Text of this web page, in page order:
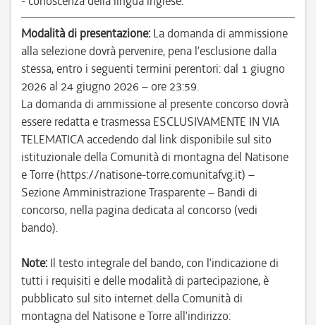
Modalità di presentazione: La domanda di ammissione
alla selezione dovrà pervenire, pena l’esclusione dalla
stessa, entro i seguenti termini perentori: dal 1 giugno
2026 al 24 giugno 2026 – ore 23:59.
La domanda di ammissione al presente concorso dovrà
essere redatta e trasmessa ESCLUSIVAMENTE IN VIA
TELEMATICA accedendo dal link disponibile sul sito
istituzionale della Comunità di montagna del Natisone
e Torre (https://natisone-torre.comunitafvg.it) –
Sezione Amministrazione Trasparente – Bandi di
concorso, nella pagina dedicata al concorso (vedi
bando).
Note: Il testo integrale del bando, con l’indicazione di
tutti i requisiti e delle modalità di partecipazione, è
pubblicato sul sito internet della Comunità di
montagna del Natisone e Torre all’indirizzo: